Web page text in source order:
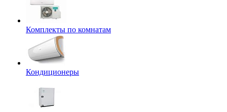
Комплекты по комнатам
Кондиционеры